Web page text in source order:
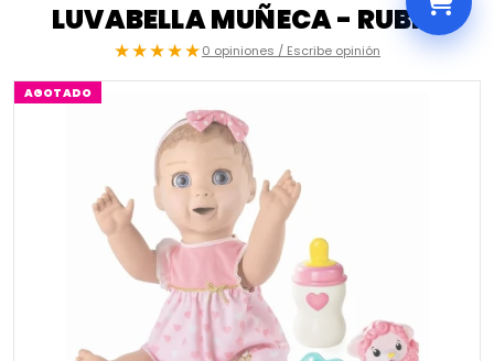
LUVABELLA MUÑECA - RUBIA
★★★★★0 opiniones / Escribe opinión
AGOTADO